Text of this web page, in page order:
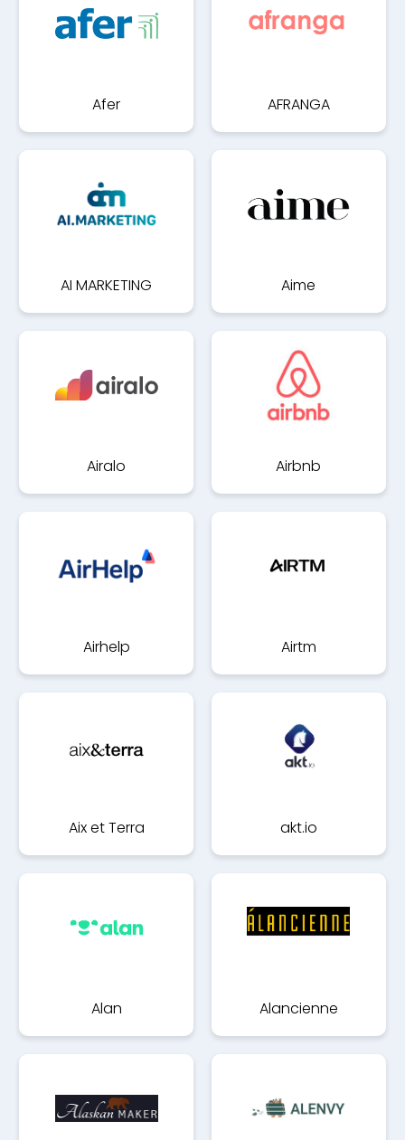
Afer AFRANGA
AI MARKETING Aime
Airalo Airbnb
Airhelp Airtm
Aix et Terra akt.io
Alan Alancienne